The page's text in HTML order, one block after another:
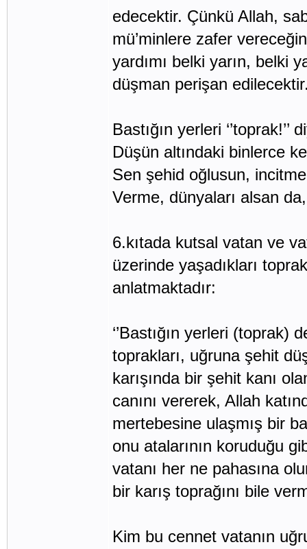
edecektir. Çünkü Allah,
mü’minlere zafer
yardımı belki yarın, belki
düşman perişan
Bastığın yerleri
Düşün altındaki binlerce
Sen şehid oğlusun,
Verme, dünyaları alsan
6.kıtada kutsal vatan ve
üzerinde yaşadıkları
anlatmaktadır:
‘’Bastığın yerleri
toprakları, uğruna şehit
karışında bir şehit kanı
canını vererek, Allah
mertebesine ulaşmış bir
onu atalarının koruduğu
vatanı her ne pahasına
bir karış toprağını bile
Kim bu cennet vatanın